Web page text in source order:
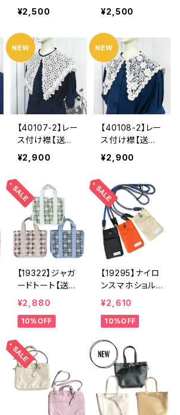
料】ナチュラル
系 ガーリー
つけ襟 レース
襟 襟ネックレ
ス 花柄
¥2,500
無料】パール
襟 付け襟 パ
ールネックレ
ス ネックレ
ス オケージョ
ン 結婚式 パ
ーティー ギフ
ト
¥2,500
【40107-2】レー
ス付け襟【送料
無料】ナチュラル
系 ガーリー
襟 レース襟
ビッグカラー
¥2,900
【40108-2】レー
ス付け襟【送料
無料】ナチュラル
系 花柄 つけ
総レース ビッ
グカラー
¥2,900
【19322】ジャガ
ードトート【送料
無料】トレンド
ジャガードバッ
グ ジャガード
ールシーズン
おでかけバッ
グ ランチバッ
グ グレーベー
ジュ アイボリ
ー ライトグレ
¥2,880
10%OFF
【19295】ナイロ
ンスマホショル
ダー【送料無料】
スマホポシェッ
ト スマホバッ
ル 落下防止
おでかけ ベー
ジュ ブラッ
ク オレンジ
ロープショルダ
ー
¥2,610
10%OFF